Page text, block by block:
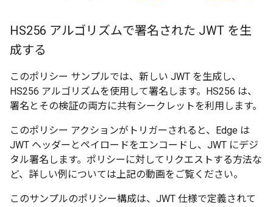
HS256 アルゴリズムで署名された JWT を生
成する
このポリシー サンプルでは、新しい JWT を生成し、
HS256 アルゴリズムを使用して署名します。HS256 は、
署名とその検証の両方に共有シークレットを利用します。
このポリシー アクションがトリガーされると、Edge は
JWT ヘッダーとペイロードをエンコードし、JWT にデジ
タル署名します。ポリシーに対してリクエストする方法な
ど、詳しい例については上記の動画をご覧ください。
このサンプルのポリシー構成は、JWT 仕様で定義されて